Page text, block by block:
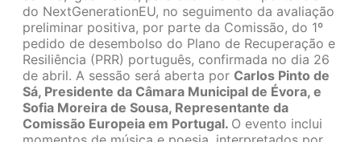
do NextGenerationEU, no seguimento da avaliação
preliminar positiva, por parte da Comissão, do 1º
pedido de desembolso do Plano de Recuperação e
Resiliência (PRR) português, confirmada no dia 26
de abril. A sessão será aberta por Carlos Pinto de
Sá, Presidente da Câmara Municipal de Évora, e
Sofia Moreira de Sousa, Representante da
Comissão Europeia em Portugal. O evento inclui